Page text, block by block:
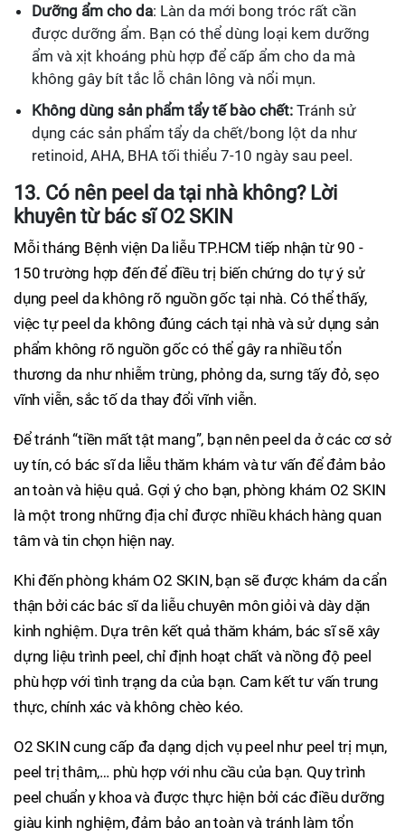
Dưỡng ẩm cho da: Làn da mới bong tróc rất cần
được dưỡng ẩm. Bạn có thể dùng loại kem dưỡng
ẩm và xịt khoáng phù hợp để cấp ẩm cho da mà
không gây bít tắc lỗ chân lông và nổi mụn.
Không dùng sản phẩm tẩy tế bào chết: Tránh sử
dụng các sản phẩm tẩy da chết/bong lột da như
retinoid, AHA, BHA tối thiểu 7-10 ngày sau peel.
13. Có nên peel da tại nhà không? Lời
khuyên từ bác sĩ O2 SKIN
Mỗi tháng Bệnh viện Da liễu TP.HCM tiếp nhận từ 90 -
150 trường hợp đến để điều trị biến chứng do tự ý sử
dụng peel da không rõ nguồn gốc tại nhà. Có thể thấy,
việc tự peel da không đúng cách tại nhà và sử dụng sản
phẩm không rõ nguồn gốc có thể gây ra nhiều tổn
thương da như nhiễm trùng, phỏng da, sưng tấy đỏ, sẹo
vĩnh viễn, sắc tố da thay đổi vĩnh viễn.
Để tránh “tiền mất tật mang”, bạn nên peel da ở các cơ sở
uy tín, có bác sĩ da liễu thăm khám và tư vấn để đảm bảo
an toàn và hiệu quả. Gợi ý cho bạn, phòng khám O2 SKIN
là một trong những địa chỉ được nhiều khách hàng quan
tâm và tin chọn hiện nay.
Khi đến phòng khám O2 SKIN, bạn sẽ được khám da cẩn
thận bởi các bác sĩ da liễu chuyên môn giỏi và dày dặn
kinh nghiệm. Dựa trên kết quả thăm khám, bác sĩ sẽ xây
dựng liệu trình peel, chỉ định hoạt chất và nồng độ peel
phù hợp với tình trạng da của bạn. Cam kết tư vấn trung
thực, chính xác và không chèo kéo.
O2 SKIN cung cấp đa dạng dịch vụ peel như peel trị mụn,
peel trị thâm,… phù hợp với nhu cầu của bạn. Quy trình
peel chuẩn y khoa và được thực hiện bởi các điều dưỡng
giàu kinh nghiệm, đảm bảo an toàn và tránh làm tổn